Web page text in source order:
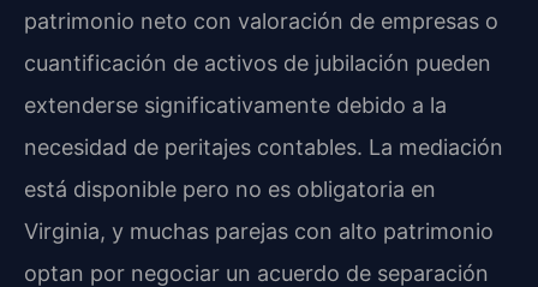
patrimonio neto con valoración de empresas o
cuantificación de activos de jubilación pueden
extenderse significativamente debido a la
necesidad de peritajes contables. La mediación
está disponible pero no es obligatoria en
Virginia, y muchas parejas con alto patrimonio
optan por negociar un acuerdo de separación